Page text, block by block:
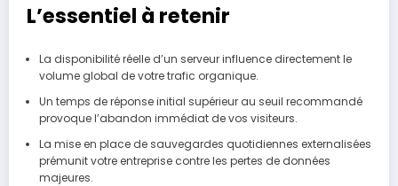
L’essentiel à retenir
La disponibilité réelle d’un serveur influence directement le
volume global de votre trafic organique.
Un temps de réponse initial supérieur au seuil recommandé
provoque l’abandon immédiat de vos visiteurs.
La mise en place de sauvegardes quotidiennes externalisées
prémunit votre entreprise contre les pertes de données
majeures.